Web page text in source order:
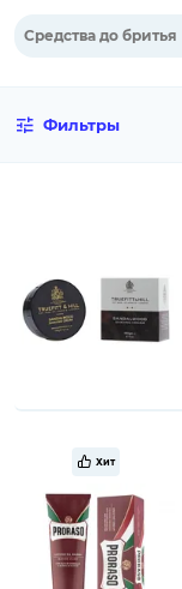
Средства до бритья
Фильтры
Хит